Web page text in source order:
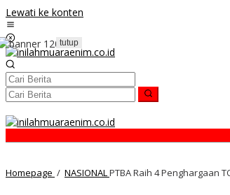
Lewati ke konten
tutup
Homepage / NASIONALPTBA Raih 4 Penghargaan